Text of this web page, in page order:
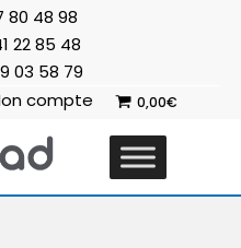
80 48 98
22 85 48
03 58 79
compte 0,00€